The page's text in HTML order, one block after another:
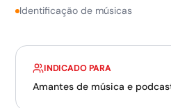
Identificação de músicas
INDICADO PARA
Amantes de música e